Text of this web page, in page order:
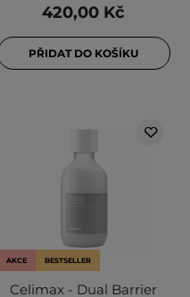
420,00 Kč
PŘIDAT DO KOŠÍKU
AKCE BESTSELLER
Celimax - Dual Barrier